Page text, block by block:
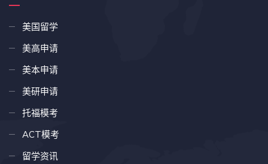
美国留学
美高申请
美本申请
美研申请
托福模考
ACT模考
留学资讯